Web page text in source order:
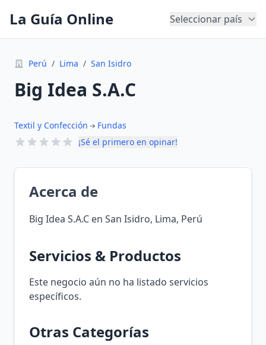
La Guía Online Seleccionar país
Perú / Lima / San Isidro
Big Idea S.A.C
Textil y Confección
Fundas
¡Sé el primero en opinar!
Acerca de
Big Idea S.A.C en San Isidro, Lima, Perú
Servicios & Productos
Este negocio aún no ha listado servicios
específicos.
Otras Categorías